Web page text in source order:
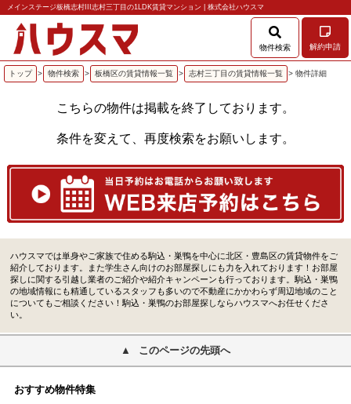
メインステージ板橋志村III志村三丁目の1LDK賃貸マンション | 株式会社ハウスマ
物件検索 解約申請
トップ > 物件検索 > 板橋区の賃貸情報一覧 > 志村三丁目の賃貸情報一覧 > 物件詳細
こちらの物件は掲載を終了しております。
条件を変えて、再度検索をお願いします。
ハウスマでは単身やご家族で住める駒込・巣鴨を中心に北区・豊島区の賃貸物件をご
紹介しております。また学生さん向けのお部屋探しにも力を入れております！お部屋
探しに関する引越し業者のご紹介や紹介キャンペーンも行っております。駒込・巣鴨
の地域情報にも精通しているスタッフも多いので不動産にかかわらず周辺地域のこと
についてもご相談ください！駒込・巣鴨のお部屋探しならハウスマへお任せくださ
い。
このページの先頭へ
おすすめ物件特集